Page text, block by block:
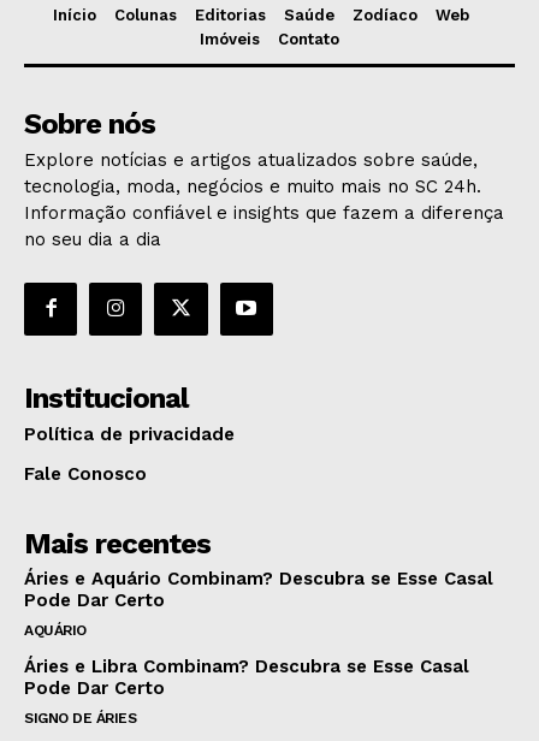
Início Colunas Editorias Saúde Zodíaco
Web
Imóveis
Contato
Sobre nós
Explore notícias e artigos atualizados sobre saúde,
tecnologia, moda, negócios e muito mais no SC 24h.
Informação confiável e insights que fazem a diferença
no seu dia a dia
Institucional
Política de privacidade
Fale Conosco
Mais recentes
Áries e Aquário Combinam? Descubra se Esse Casal
Pode Dar Certo
AQUÁRIO
Áries e Libra Combinam? Descubra se Esse Casal
Pode Dar Certo
SIGNO DE ÁRIES